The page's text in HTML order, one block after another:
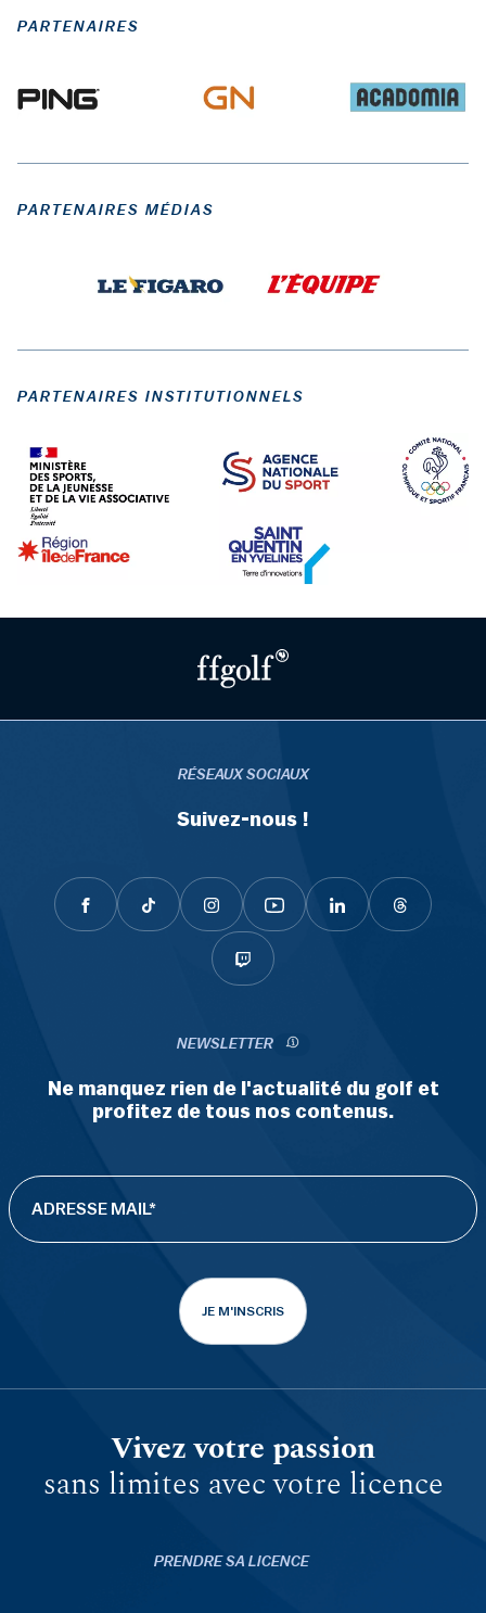
PARTENAIRES
PARTENAIRES MÉDIAS
PARTENAIRES INSTITUTIONNELS
RÉSEAUX SOCIAUX
Suivez-nous !
NEWSLETTER
Ne manquez rien de l'actualité du golf et
profitez de tous nos contenus.
JE M'INSCRIS
Vivez votre passion
sans limites avec votre licence
PRENDRE SA LICENCE